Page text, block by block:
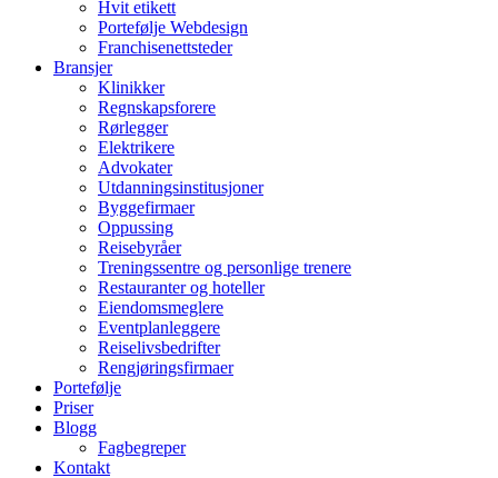
Hvit etikett
Portefølje Webdesign
Franchisenettsteder
Bransjer
Klinikker
Regnskapsforere
Rørlegger
Elektrikere
Advokater
Utdanningsinstitusjoner
Byggefirmaer
Oppussing
Reisebyråer
Treningssentre og personlige trenere
Restauranter og hoteller
Eiendomsmeglere
Eventplanleggere
Reiselivsbedrifter
Rengjøringsfirmaer
Portefølje
Priser
Blogg
Fagbegreper
Kontakt